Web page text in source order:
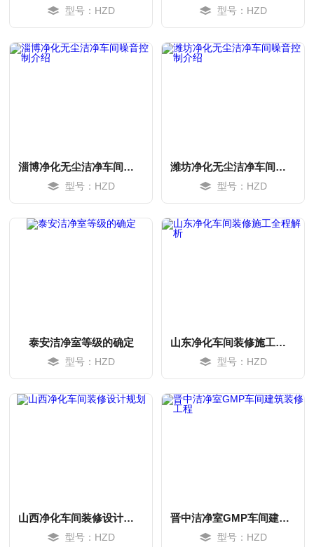
型号：HZD 型号：HZD
淄博净化无尘洁净车间噪音控制介绍
型号：HZD
潍坊净化无尘洁净车间噪音控制介绍
型号：HZD
泰安洁净室等级的确定
型号：HZD
山东净化车间装修施工全程解析
型号：HZD
山西净化车间装修设计规划
型号：HZD
晋中洁净室GMP车间建筑装修工程
型号：HZD